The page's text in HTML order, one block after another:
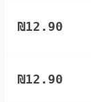
₪12.90
₪12.90